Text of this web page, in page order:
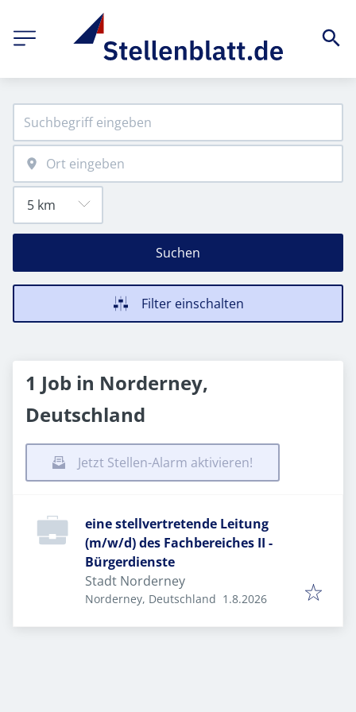
Suchen
Filter einschalten
1 Job in Norderney,
Deutschland
Jetzt Stellen-Alarm aktivieren!
eine stellvertretende Leitung
(m/w/d) des Fachbereiches II -
Bürgerdienste
Stadt Norderney
Norderney, Deutschland Veröffentlicht
1.8.2026